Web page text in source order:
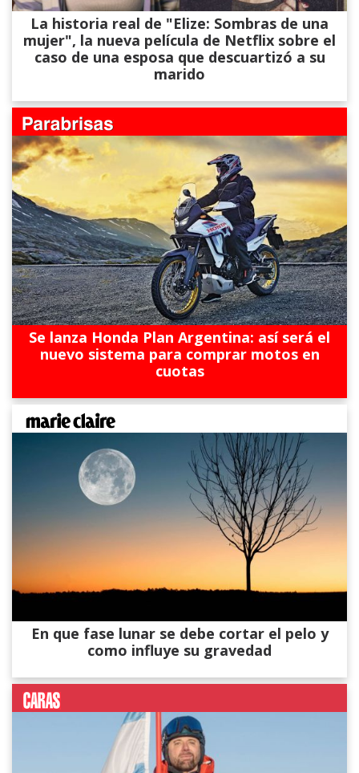
La historia real de "Elize: Sombras de una
mujer", la nueva película de Netflix sobre el
caso de una esposa que descuartizó a su
marido
Se lanza Honda Plan Argentina: así será el
nuevo sistema para comprar motos en
cuotas
En que fase lunar se debe cortar el pelo y
como influye su gravedad